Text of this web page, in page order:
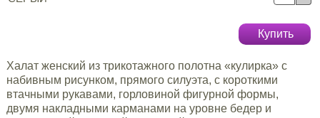
Купить
Халат женский из трикотажного полотна «кулирка» с
набивным рисунком, прямого силуэта, с короткими
втачными рукавами, горловиной фигурной формы,
двумя накладными карманами на уровне бедер и